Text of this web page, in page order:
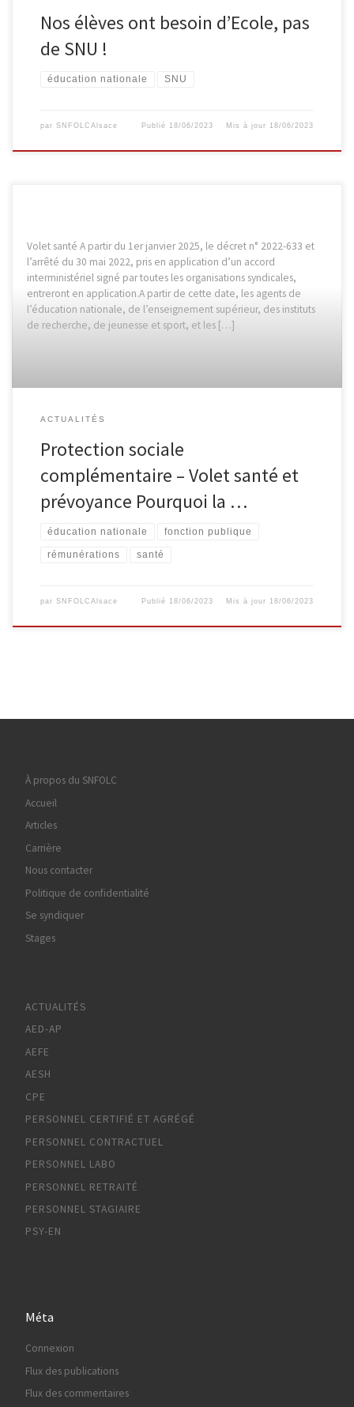
Nos élèves ont besoin d’Ecole, pas
de SNU !
éducation nationale SNU
par SNFOLCAlsace Publié 18/06/2023 Mis à jour 18/06/2023
Volet santé A partir du 1er janvier 2025, le décret n° 2022-633 et
l’arrêté du 30 mai 2022, pris en application d’un accord
interministériel signé par toutes les organisations syndicales,
entreront en application.A partir de cette date, les agents de
l’éducation nationale, de l’enseignement supérieur, des instituts
de recherche, de jeunesse et sport, et les […]
ACTUALITÉS
Protection sociale
complémentaire – Volet santé et
prévoyance Pourquoi la …
éducation nationale fonction publique
rémunérations santé
par SNFOLCAlsace Publié 18/06/2023 Mis à jour 18/06/2023
À propos du SNFOLC
Accueil
Articles
Carrière
Nous contacter
Politique de confidentialité
Se syndiquer
Stages
ACTUALITÉS
AED-AP
AEFE
AESH
CPE
PERSONNEL CERTIFIÉ ET AGRÉGÉ
PERSONNEL CONTRACTUEL
PERSONNEL LABO
PERSONNEL RETRAITÉ
PERSONNEL STAGIAIRE
PSY-EN
Méta
Connexion
Flux des publications
Flux des commentaires